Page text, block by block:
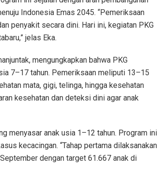
Indonesia Emas 2045. “Pemeriksaan
penyakit secara dini. Hari ini, kegiatan PKG
jelas Eka.
mengungkapkan bahwa PKG
7–17 tahun. Pemeriksaan meliputi 13–15
mata, gigi, telinga, hingga kesehatan
kesehatan dan deteksi dini agar anak
menyasar anak usia 1–12 tahun. Program ini
kecacingan. “Tahap pertama dilaksanakan
dengan target 61.667 anak di